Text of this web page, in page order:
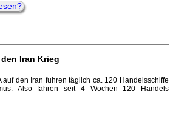
Iran Krieg
auf den Iran fuhren täglich ca. 120 Handelsschiffe
Also fahren seit 4 Wochen 120 Handels